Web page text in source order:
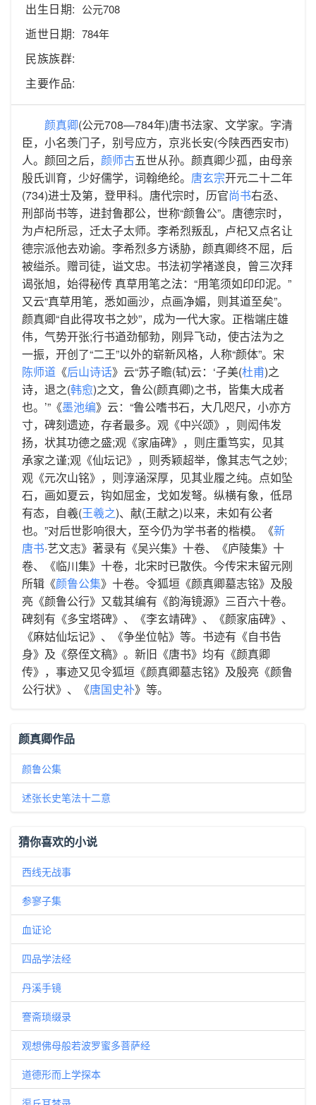
出生日期: 公元708
逝世日期: 784年
民族族群:
主要作品:
颜真卿(公元708—784年)唐书法家、文学家。字清
臣，小名羡门子，别号应方，京兆长安(今陕西西安市)
人。颜回之后， 颜师古五世从孙。颜真卿少孤，由母亲
殷氏训育，少好儒学，词翰绝纶。 唐玄宗开元二十二年
(734)进士及第，登甲科。唐代宗时，历官尚书右丞、
刑部尚书等，进封鲁郡公，世称“颜鲁公”。唐德宗时，
为卢杞所忌，迁太子太师。李希烈叛乱，卢杞又点名让
德宗派他去劝谕。李希烈多方诱胁，颜真卿终不屈，后
被缢杀。赠司徒，谥文忠。书法初学褚遂良，曾三次拜
谒张旭，始得秘传 真草用笔之法：“用笔须如印印泥。”
又云“真草用笔，悉如画沙，点画净媚，则其道至矣”。
颜真卿“自此得攻书之妙”，成为一代大家。正楷端庄雄
伟，气势开张;行书遒劲郁勃，刚异飞动，使古法为之
一振，开创了“二王”以外的崭新风格，人称“颜体”。宋
陈师道 《后山诗话》云“苏子瞻(轼)云：‘子美(杜甫)之
诗，退之(韩愈)之文，鲁公(颜真卿)之书，皆集大成者
也。’”《墨池编》云：“鲁公嗜书石，大几咫尺，小亦方
寸，碑刻遗迹，存者最多。观《中兴颂》，则闳伟发
扬，状其功德之盛;观《家庙碑》，则庄重笃实，见其
承家之谨;观《仙坛记》，则秀颖超举，像其志气之妙;
观《元次山铭》，则淳涵深厚，见其业履之纯。点如坠
石，画如夏云，钩如屈金，戈如发弩。纵横有象，低昂
有态，自羲(王羲之)、献(王献之)以来，未如有公者
也。”对后世影响很大，至今仍为学书者的楷模。《新
唐书·艺文志》著录有《吴兴集》十卷、《庐陵集》十
卷、《临川集》十卷，北宋时已散佚。今传宋末留元刚
所辑《颜鲁公集》十卷。令狐垣《颜真卿墓志铭》及殷
亮《颜鲁公行》又载其编有《韵海镜源》三百六十卷。
碑刻有《多宝塔碑》、《李玄靖碑》、《颜家庙碑》、
《麻姑仙坛记》、《争坐位帖》等。书迹有《自书告
身》及《祭侄文稿》。新旧《唐书》均有《颜真卿
传》，事迹又见令狐垣《颜真卿墓志铭》及殷亮《颜鲁
公行状》、《唐国史补》等。
颜真卿作品
颜鲁公集
述张长史笔法十二意
猜你喜欢的小说
西线无战事
参寥子集
血证论
四品学法经
丹溪手镜
謇斋琐缀录
观想佛母般若波罗蜜多菩萨经
道德形而上学探本